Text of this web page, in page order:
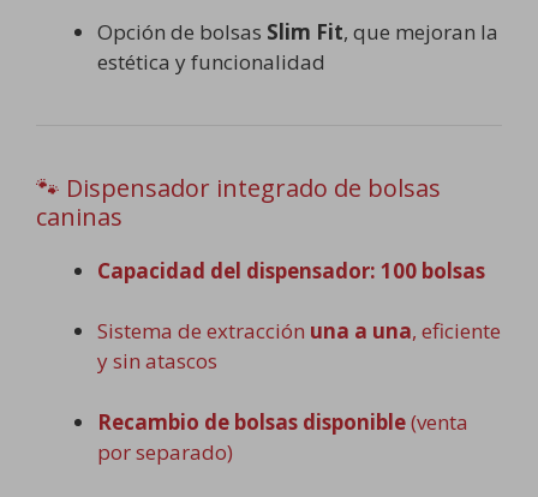
Opción de bolsas Slim Fit, que mejoran la
estética y funcionalidad
🐾 Dispensador integrado de bolsas
caninas
Capacidad del dispensador: 100 bolsas
Sistema de extracción una a una, eficiente
y sin atascos
Recambio de bolsas disponible(venta
por separado)